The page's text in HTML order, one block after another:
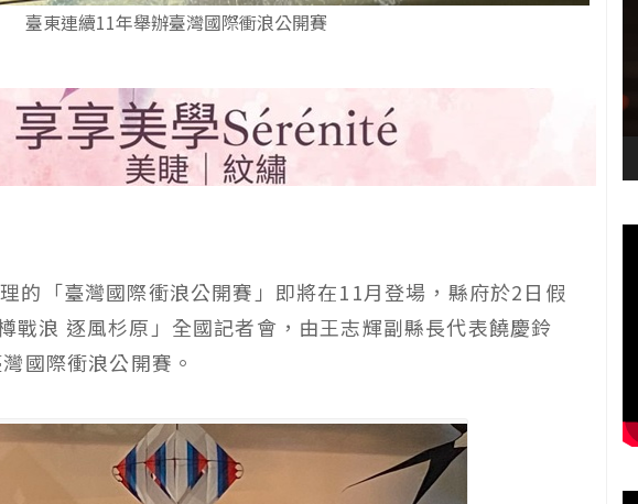
臺東連續11年舉辦臺灣國際衝浪公開賽
的「臺灣國際衝浪公開賽」即將在11月登場，縣府於2日假
戰浪 逐風杉原」全國記者會，由王志輝副縣長代表饒慶鈴
國際衝浪公開賽。